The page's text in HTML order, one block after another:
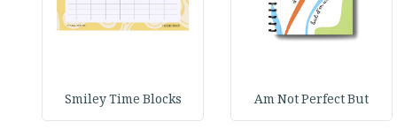
Am Not Perfect But
Smiley Time Blocks